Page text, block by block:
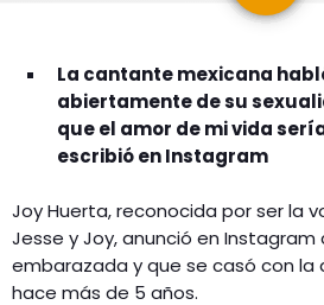
La cantante mexicana
abiertamente de su
que el amor de mi vida
escribió en Instagram
Joy Huerta, reconocida por ser la
Jesse y Joy, anunció en Instagram
embarazada y que se casó con la
hace más de 5 años.